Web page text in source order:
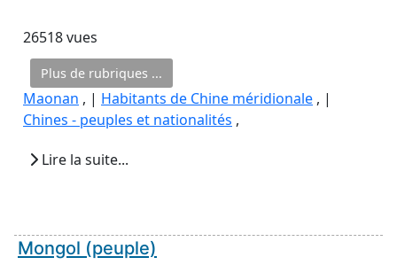
26518 vues
Plus de rubriques ...
Maonan , | Habitants de Chine méridionale , |
Chines - peuples et nationalités ,
Lire la suite...
Mongol (peuple)